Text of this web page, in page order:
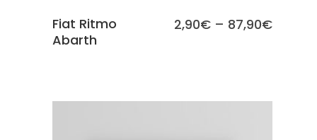
Fiat Ritmo
Abarth
2,90€ – 87,90€